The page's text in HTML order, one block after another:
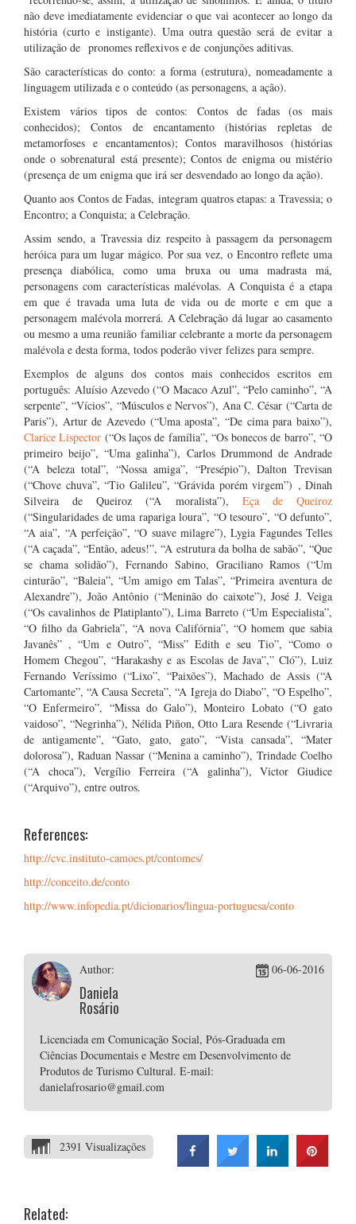
não deve imediatamente evidenciar o que vai acontecer ao longo da
história (curto e instigante). Uma outra questão será de evitar a
utilização de pronomes reflexivos e de conjunções aditivas.
São características do conto: a forma (estrutura), nomeadamente a
linguagem utilizada e o conteúdo (as personagens, a ação).
Existem vários tipos de contos: Contos de fadas (os mais
conhecidos); Contos de encantamento (histórias repletas de
metamorfoses e encantamentos); Contos maravilhosos (histórias
onde o sobrenatural está presente); Contos de enigma ou mistério
(presença de um enigma que irá ser desvendado ao longo da ação).
Quanto aos Contos de Fadas, integram quatros etapas: a Travessia; o
Encontro; a Conquista; a Celebração.
Assim sendo, a Travessia diz respeito à passagem da personagem
heróica para um lugar mágico. Por sua vez, o Encontro reflete uma
presença diabólica, como uma bruxa ou uma madrasta má,
personagens com características malévolas. A Conquista é a etapa
em que é travada uma luta de vida ou de morte e em que a
personagem malévola morrerá. A Celebração dá lugar ao casamento
ou mesmo a uma reunião familiar celebrante a morte da personagem
malévola e desta forma, todos poderão viver felizes para sempre.
Exemplos de alguns dos contos mais conhecidos escritos em
português: Aluísio Azevedo (“O Macaco Azul”, “Pelo caminho”, “A
serpente”, “Vícios”, “Músculos e Nervos”), Ana C. César (“Carta de
Paris”), Artur de Azevedo (“Uma aposta”, “De cima para baixo”),
Clarice Lispector (“Os laços de família”, “Os bonecos de barro”, “O
primeiro beijo”, “Uma galinha”), Carlos Drummond de Andrade
(“A beleza total”, “Nossa amiga”, “Presépio”), Dalton Trevisan
(“Chove chuva”, “Tio Galileu”, “Grávida porém virgem”) , Dinah
Silveira de Queiroz (“A moralista”), Eça de Queiroz
(“Singularidades de uma rapariga loura”, “O tesouro”, “O defunto”,
“A aia”, “A perfeição”, “O suave milagre”), Lygia Fagundes Telles
(“A caçada”, “Então, adeus!”, “A estrutura da bolha de sabão”, “Que
se chama solidão”), Fernando Sabino, Graciliano Ramos (“Um
cinturão”, “Baleia”, “Um amigo em Talas”, “Primeira aventura de
Alexandre”), João Antônio (“Meninão do caixote”), José J. Veiga
(“Os cavalinhos de Platiplanto”), Lima Barreto (“Um Especialista”,
“O filho da Gabriela”, “A nova Califórnia”, “O homem que sabia
Javanês” , “Um e Outro”, “Miss” Edith e seu Tio”, “Como o
Homem Chegou”, “Harakashy e as Escolas de Java”,” Cló”), Luiz
Fernando Veríssimo (“Lixo”, “Paixões”), Machado de Assis (“A
Cartomante”, “A Causa Secreta”, “A Igreja do Diabo”, “O Espelho”,
“O Enfermeiro”, “Missa do Galo”), Monteiro Lobato (“O gato
vaidoso”, “Negrinha”), Nélida Piñon, Otto Lara Resende (“Livraria
de antigamente”, “Gato, gato, gato”, “Vista cansada”, “Mater
dolorosa”), Raduan Nassar (“Menina a caminho”), Trindade Coelho
(“A choca”), Vergílio Ferreira (“A galinha”), Victor Giudice
(“Arquivo”), entre outros.
References:
http://cvc.instituto-camoes.pt/contomes/
http://conceito.de/conto
http://www.infopedia.pt/dicionarios/lingua-portuguesa/conto
Author:
Daniela
Rosário
06-06-2016
Licenciada em Comunicação Social, Pós-Graduada em
Ciências Documentais e Mestre em Desenvolvimento de
Produtos de Turismo Cultural. E-mail:
danielafrosario@gmail.com
2391 Visualizações
Related: